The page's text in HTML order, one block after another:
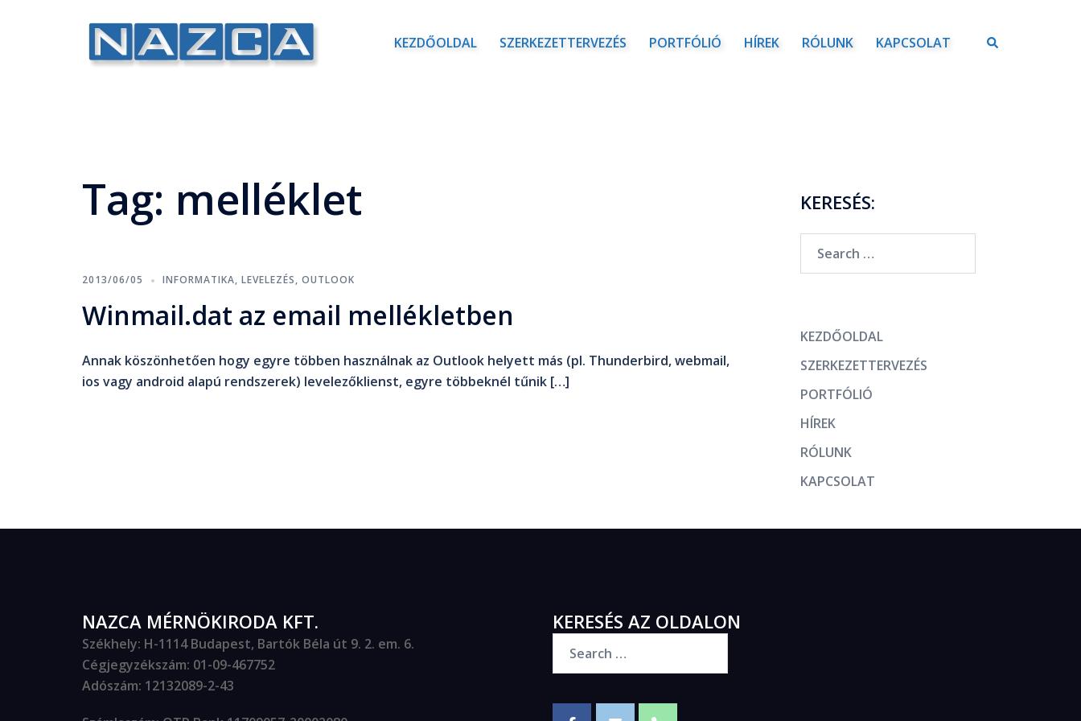
KEZDŐOLDAL SZERKEZETTERVEZÉS PORTFÓLIÓ HÍREK RÓLUNK KAPCSOLAT
Tag: melléklet
2013/06/05 INFORMATIKA, LEVELEZÉS, OUTLOOK
Winmail.dat az email mellékletben
Annak köszönhetően hogy egyre többen használnak az Outlook helyett más (pl. Thunderbird, webmail,
ios vagy android alapú rendszerek) levelezőklienst, egyre többeknél tűnik […]
KERESÉS:
KEZDŐOLDAL
SZERKEZETTERVEZÉS
PORTFÓLIÓ
HÍREK
RÓLUNK
KAPCSOLAT
NAZCA MÉRNÖKIRODA KFT.
Székhely: H-1114 Budapest, Bartók Béla út 9. 2. em. 6.
Cégjegyzékszám: 01-09-467752
Adószám: 12132089-2-43
KERESÉS AZ OLDALON